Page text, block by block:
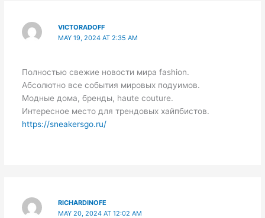
VICTORADOFF
MAY 19, 2024 AT 2:35 AM
Полностью свежие новости мира fashion.
Абсолютно все события мировых подуимов.
Модные дома, бренды, haute couture.
Интересное место для трендовых хайпбистов.
https://sneakersgo.ru/
RICHARDINOFE
MAY 20, 2024 AT 12:02 AM